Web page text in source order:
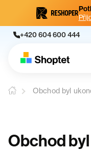
+420 604 600 444
Obchod byl
Obchod